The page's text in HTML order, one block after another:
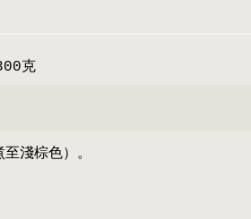
克
淺棕色）。